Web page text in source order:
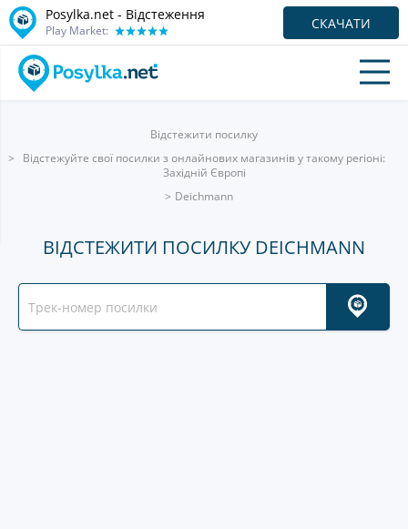
Posylka.net - Відстеження
Play Market: СКАЧАТИ
Відстежити посилку
Відстежуйте свої посилки з онлайнових магазинів у такому регіоні:
Західній Європі
Deichmann
ВІДСТЕЖИТИ ПОСИЛКУ DEICHMANN